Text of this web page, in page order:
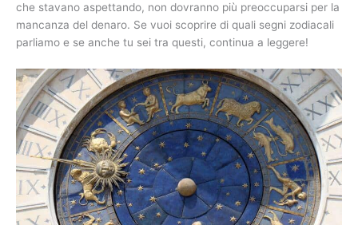
che stavano aspettando, non dovranno più preoccuparsi per la
mancanza del denaro. Se vuoi scoprire di quali segni zodiacali
parliamo e se anche tu sei tra questi, continua a leggere!